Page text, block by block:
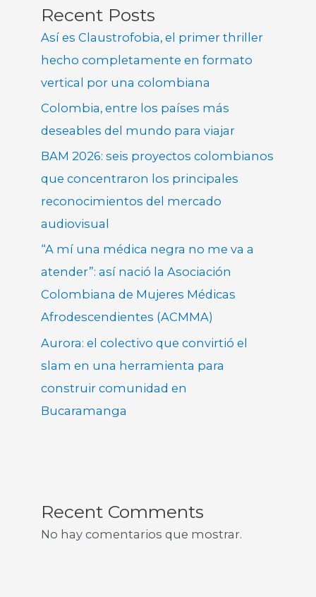
Recent Posts
Así es Claustrofobia, el primer thriller
hecho completamente en formato
vertical por una colombiana
Colombia, entre los países más
deseables del mundo para viajar
BAM 2026: seis proyectos colombianos
que concentraron los principales
reconocimientos del mercado
audiovisual
“A mí una médica negra no me va a
atender”: así nació la Asociación
Colombiana de Mujeres Médicas
Afrodescendientes (ACMMA)
Aurora: el colectivo que convirtió el
slam en una herramienta para
construir comunidad en
Bucaramanga
Recent Comments
No hay comentarios que mostrar.